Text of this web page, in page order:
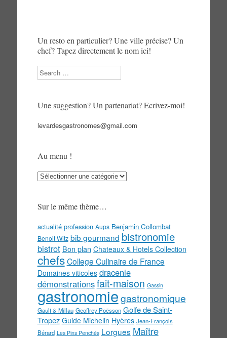
Un resto en particulier? Une ville précise? Un
chef? Tapez directement le nom ici!
Search
Une suggestion? Un partenariat? Ecrivez-moi!
levardesgastronomes@gmail.com
Au menu !
Au
Sur le même thème…
actualité profession Aups Benjamin Collombat
Benoit Witz bib gourmand bistronomie
bistrot Bon plan Chateaux & Hotels Collection
chefs College Culinaire de France
Domaines viticoles dracenie
démonstrationsfait-maison Gassin
gastronomiegastronomique
Gault & Millau Geoffrey Poësson Golfe de Saint-
Tropez Guide Michelin Hyères Jean-François
Bérard Les Pins Penchés Lorgues Maître